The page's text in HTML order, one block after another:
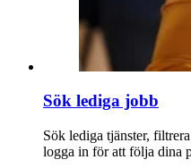
Sök lediga jobb
Sök lediga tjänster,
logga in för att följa dina